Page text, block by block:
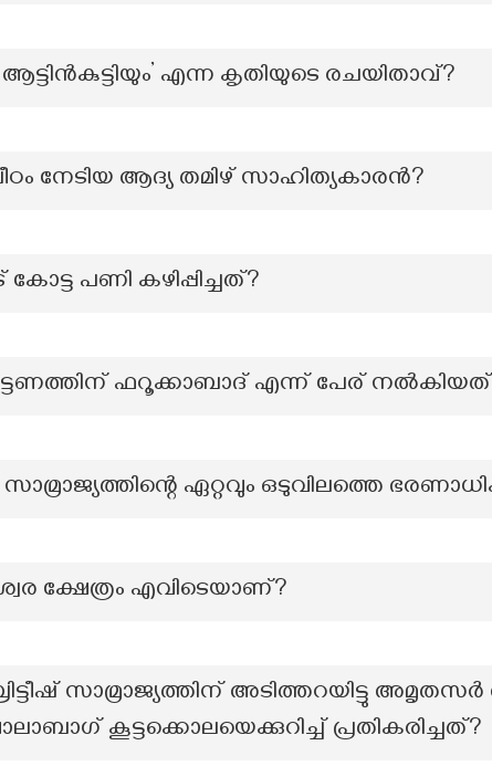
എന്ന കൃതിയുടെ രചയിതാവ്?
നേടിയ ആദ്യ തമിഴ് സാഹിത്യകാരൻ?
കോട്ട പണി കഴിപ്പിച്ചത്?
ഫറൂക്കാബാദ് എന്ന് പേര്
സാമ്രാജ്യത്തിന്റെ ഏറ്റവും ഒടുവിലത്തെ
ക്ഷേത്രം എവിടെയാണ്?
സാമ്രാജ്യത്തിന് അടിത്തറയിട്ടു
കൂട്ടക്കൊലയെക്കുറിച്ച് പ്രതികരിച്ചത്?